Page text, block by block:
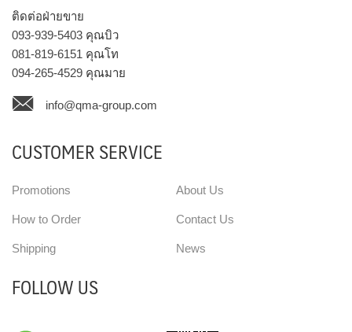
ติดต่อฝ่ายขาย
093-939-5403 คุณบิว
081-819-6151 คุณโท
094-265-4529 คุณมาย
info@qma-group.com
CUSTOMER SERVICE
Promotions
How to Order
Shipping
About Us
Contact Us
News
FOLLOW US